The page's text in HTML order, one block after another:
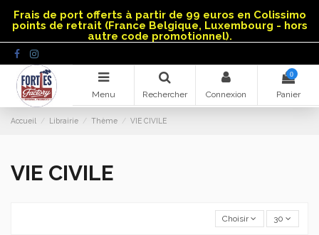
Frais de port offerts à partir de 99 euros en Colissimo
points de retrait (France Belgique, Luxembourg - hors
autre code promotionnel).
Menu Rechercher Connexion
0
Panier
Accueil Librairie Thème VIE CIVILE
VIE CIVILE
Choisir 30